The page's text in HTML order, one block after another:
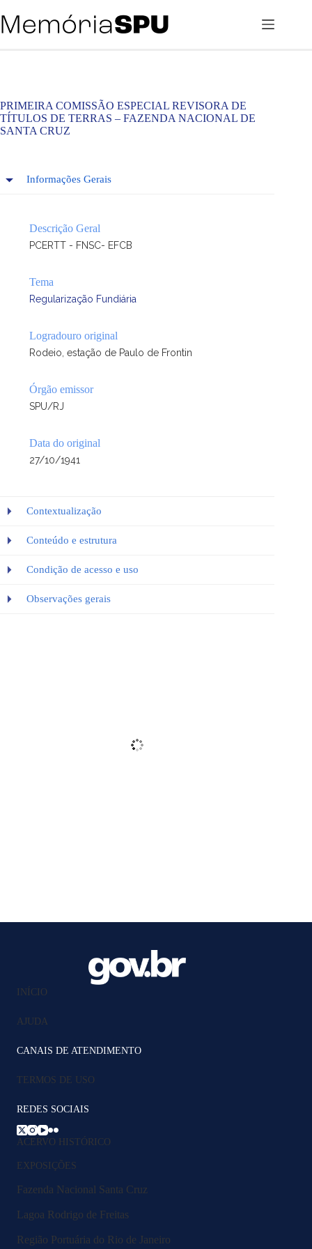
para
o
PRIMEIRA COMISSÃO ESPECIAL REVISORA DE
TÍTULOS DE TERRAS – FAZENDA NACIONAL DE
SANTA CRUZ
Informações Gerais
Descrição Geral
PCERTT - FNSC- EFCB
Tema
Regularização Fundiária
Logradouro original
Rodeio, estação de Paulo de Frontin
Órgão emissor
SPU/RJ
Data do original
27/10/1941
Contextualização
Conteúdo e estrutura
Condição de acesso e uso
Observações gerais
INÍCIO
AJUDA
CANAIS DE ATENDIMENTO
TERMOS DE USO
REDES SOCIAIS
ACERVO HISTÓRICO
EXPOSIÇÕES
Fazenda Nacional Santa Cruz
Lagoa Rodrigo de Freitas
Região Portuária do Rio de Janeiro